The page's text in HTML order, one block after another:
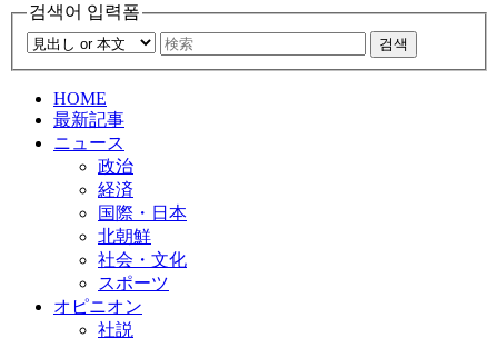
검색어 입력폼
검색
HOME
最新記事
ニュース
政治
経済
国際・日本
北朝鮮
社会・文化
スポーツ
オピニオン
社説